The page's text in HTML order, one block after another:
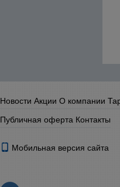
Новости Акции О компании
Публичная оферта Контакты
Мобильная версия сайта